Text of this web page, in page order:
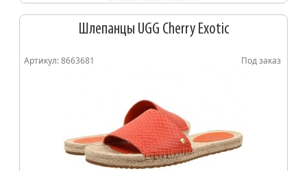
Шлепанцы UGG Cherry Exotic
Артикул: 8663681 Под заказ